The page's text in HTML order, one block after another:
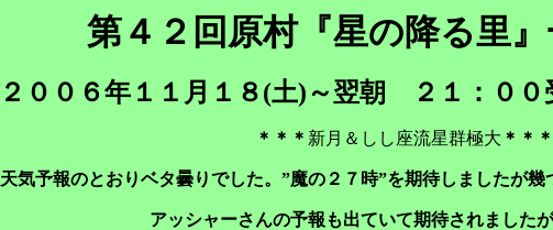
第４２回原村『星の降る里
２００６年１１月１８(土)～翌朝 ２１：
＊＊＊ 新月＆しし座流星群極大 ＊＊＊
天気予報のとおりベタ曇りでした。”魔の２７時”を期待しましたが幾
アッシャーさんの予報も出ていて期待されましたが